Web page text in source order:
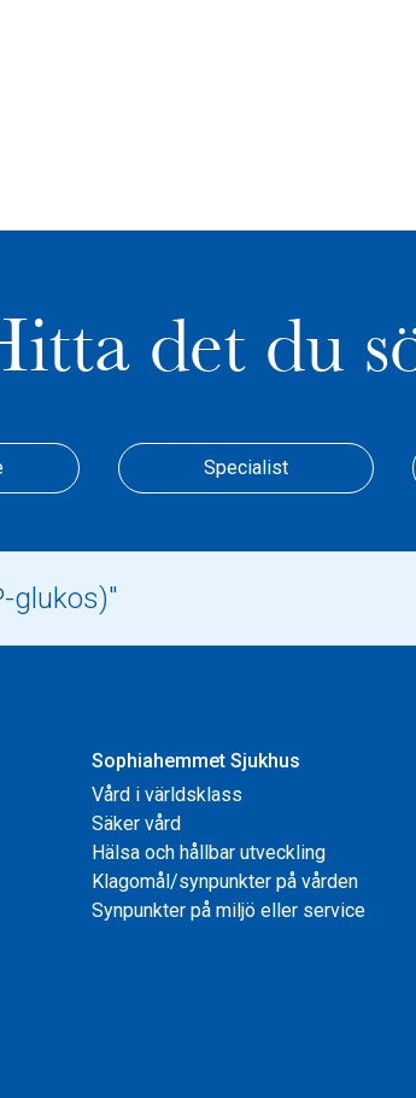
det du
Specialist
Sophiahemmet Sjukhus
Vård i världsklass
Säker vård
Hälsa och hållbar utveckling
Klagomål/synpunkter på vården
Synpunkter på miljö eller service